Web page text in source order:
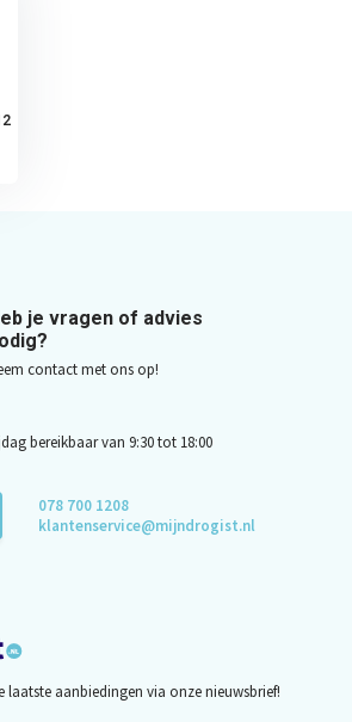
je vragen of advies
contact met ons op!
bereikbaar van 9:30 tot 18:00
078 700 1208
klantenservice@mijndrogist.nl
laatste aanbiedingen via onze nieuwsbrief!